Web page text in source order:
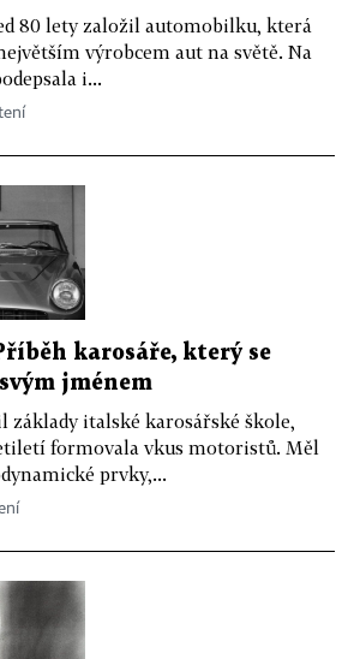
80 lety založil automobilku, která
výrobcem aut na světě. Na
i...
karosáře, který se
jménem
italské karosářské škole,
formovala vkus motoristů. Měl
prvky,...